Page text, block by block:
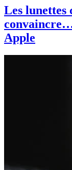
Les lunettes
Apple